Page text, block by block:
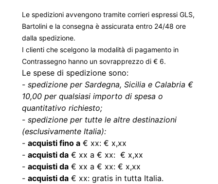
Le spedizioni avvengono tramite corrieri espressi GLS,
Bartolini e la consegna è assicurata entro 24/48 ore
dalla spedizione.
I clienti che scelgono la modalità di pagamento in
Contrassegno hanno un sovrapprezzo di € 6.
Le spese di spedizione sono:
- spedizione per Sardegna, Sicilia e Calabria €
10,00 per qualsiasi importo di spesa o
quantitativo richiesto;
- spedizione per tutte le altre destinazioni
(esclusivamente Italia):
- acquisti fino a € xx: € x,xx
- acquisti da € xx a € xx: € x,xx
- acquisti da € xx a € xx: € x,xx
- acquisti da € xx: gratis in tutta Italia.